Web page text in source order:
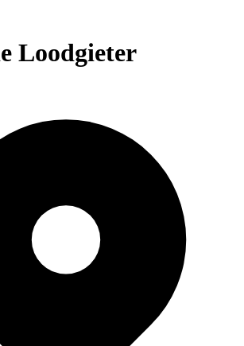
Loodgieter